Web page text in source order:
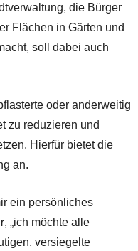
die Bürger
Flächen in Gärten und
soll dabei auch
oder anderweitig
zu reduzieren und
Hierfür bietet die
an.
ein persönliches
, „ich möchte alle
versiegelte